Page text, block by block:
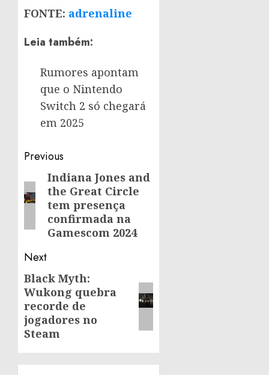
FONTE: adrenaline
Leia também:
Rumores apontam
que o Nintendo
Switch 2 só chegará
em 2025
Post
navigation
Previous
Previous
post:
Indiana Jones and
the Great Circle
tem presença
confirmada na
Gamescom 2024
Next
Next
post:
Black Myth:
Wukong quebra
recorde de
jogadores no
Steam